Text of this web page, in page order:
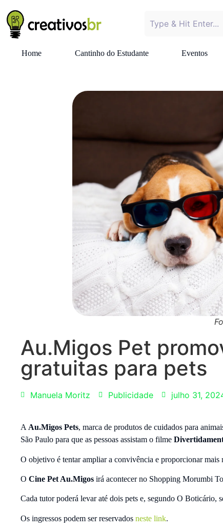
Home Cantinho do Estudante Eventos
Au.Migos Pet
gratuitas para pets
Manuela Moritz Publicidade julho 31,
A Au.Migos Pets, marca de produtos de cuidados para
São Paulo para que as pessoas assistam o filme
O objetivo é tentar ampliar a convivência e proporcionar mais
O Cine Pet Au.Migos irá acontecer no Shopping Morumbi
Cada tutor poderá levar até dois pets e, segundo O Boticário,
Os ingressos podem ser reservados neste link.